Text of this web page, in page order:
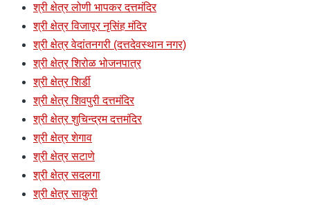
श्री क्षेत्र लोणी भापकर दत्तमंदिर
श्री क्षेत्र विजापूर नृसिंह मंदिर
श्री क्षेत्र वेदांतनगरी (दत्तदेवस्थान नगर)
श्री क्षेत्र शिरोळ भोजनपात्र
श्री क्षेत्र शिर्डी
श्री क्षेत्र शिवपुरी दत्तमंदिर
श्री क्षेत्र शुचिन्द्रम दत्तमंदिर
श्री क्षेत्र शेगाव
श्री क्षेत्र सटाणे
श्री क्षेत्र सदलगा
श्री क्षेत्र साकुरी